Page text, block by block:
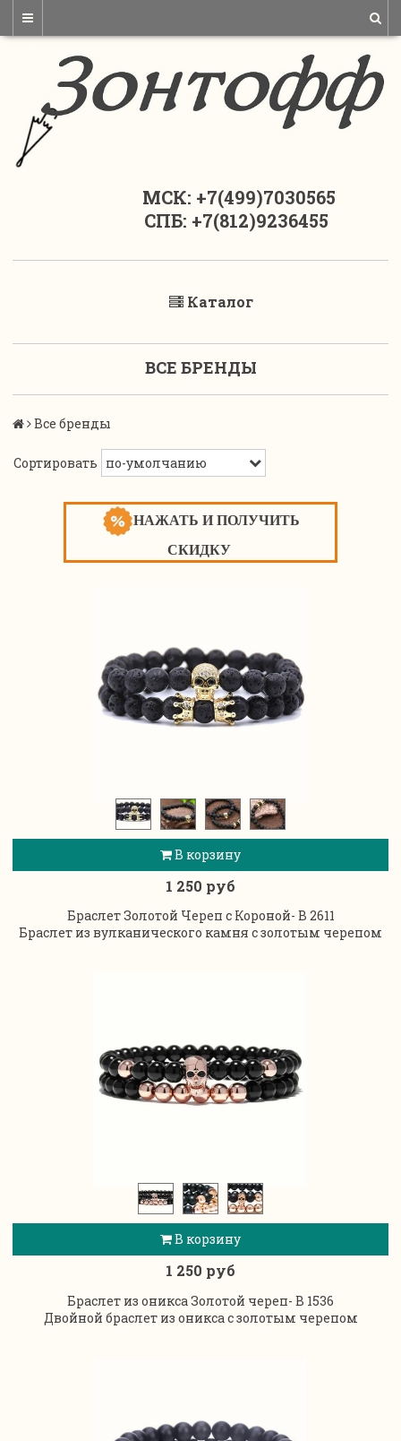
МСК: +7(499)7030565
СПБ: +7(812)9236455
Каталог
ВСЕ БРЕНДЫ
Все бренды
Сортировать
НАЖАТЬ И ПОЛУЧИТЬ
СКИДКУ
В корзину
1 250 руб
Браслет Золотой Череп с Короной- B 2611
Браслет из вулканического камня с золотым черепом
В корзину
1 250 руб
Браслет из оникса Золотой череп- B 1536
Двойной браслет из оникса с золотым черепом